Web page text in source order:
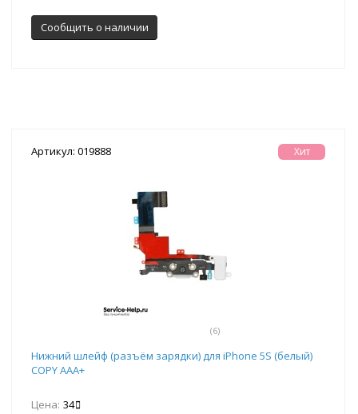
Сообщить о наличии
Артикул: 019888
(6)
Хит
Нижний шлейф (разъём зарядки) для iPhone 5S (белый)
COPY AAA+
Цена: 34